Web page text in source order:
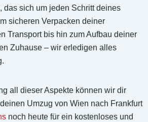
das sich um jeden Schritt deines
sicheren Verpacken deiner
Transport bis hin zum Aufbau deiner
Zuhause – wir erledigen alles
all dieser Aspekte können wir dir
Umzug von Wien nach Frankfurt
noch heute für ein kostenloses und